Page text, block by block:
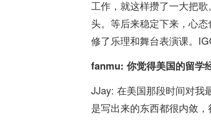
工作，就这样攒了一大把
头。等后来稳定下来，心
修了乐理和舞台表演课。
fanmu: 你觉得美国的留学
JJay: 在美国那段时间对我
是写出来的东西都很内敛